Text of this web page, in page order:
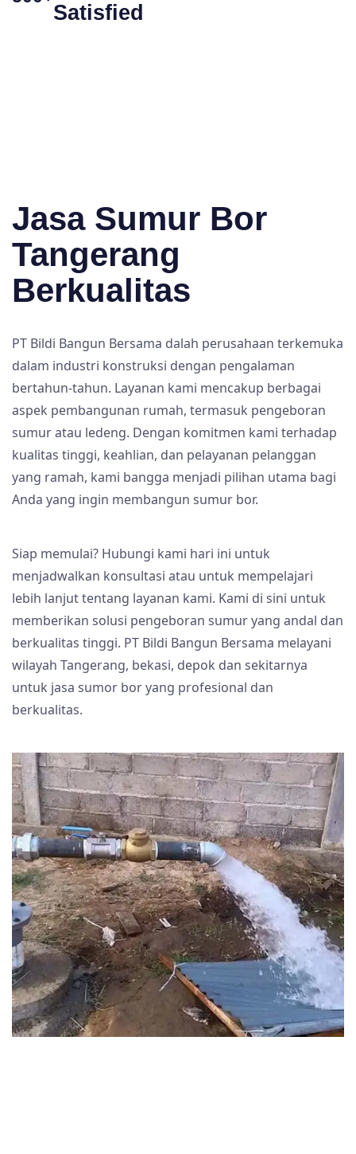
Satisfied
Jasa Sumur Bor
Tangerang
Berkualitas
PT Bildi Bangun Bersama dalah perusahaan terkemuka
dalam industri konstruksi dengan pengalaman
bertahun-tahun. Layanan kami mencakup berbagai
aspek pembangunan rumah, termasuk pengeboran
sumur atau ledeng. Dengan komitmen kami terhadap
kualitas tinggi, keahlian, dan pelayanan pelanggan
yang ramah, kami bangga menjadi pilihan utama bagi
Anda yang ingin membangun sumur bor.
Siap memulai? Hubungi kami hari ini untuk
menjadwalkan konsultasi atau untuk mempelajari
lebih lanjut tentang layanan kami. Kami di sini untuk
memberikan solusi pengeboran sumur yang andal dan
berkualitas tinggi. PT Bildi Bangun Bersama melayani
wilayah Tangerang, bekasi, depok dan sekitarnya
untuk jasa sumor bor yang profesional dan
berkualitas.